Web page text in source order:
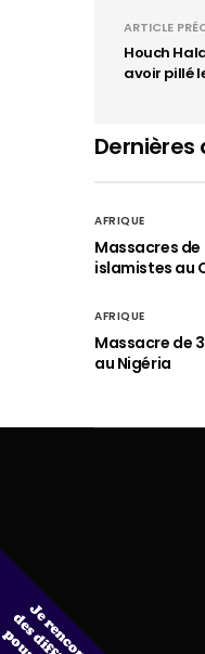
ARTICLE
Houch
avoir pillé
AFRIQUE
Massacres
islamistes au
AFRIQUE
Massacre de
au Nigéria